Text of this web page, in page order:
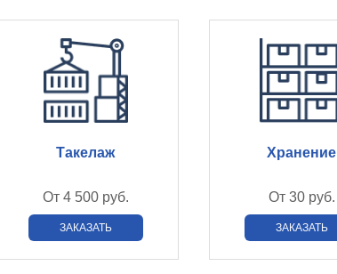
Такелаж
От 4 500 руб.
ЗАКАЗАТЬ
Хранение
От 30 руб.
ЗАКАЗАТЬ